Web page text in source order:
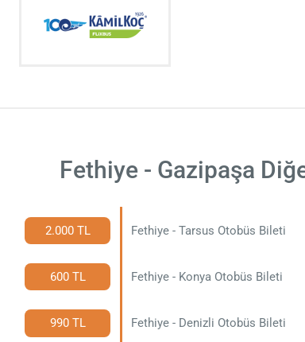
Fethiye - Gazipaşa
2.000 TL Fethiye - Tarsus Otobüs Bileti
600 TL Fethiye - Konya Otobüs Bileti
990 TL Fethiye - Denizli Otobüs Bileti